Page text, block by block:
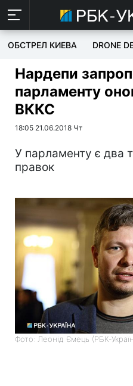
ОБСТРЕЛ КИЕВА DRONE
Нардепи
парламенту
ВККС
18:05 21.06.2018 Чт
У парламенту є два
правок
Фото: Леонід Ємець (РБК-